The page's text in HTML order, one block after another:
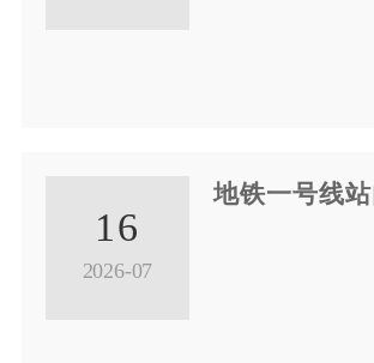
16
2026-07
地铁一号线